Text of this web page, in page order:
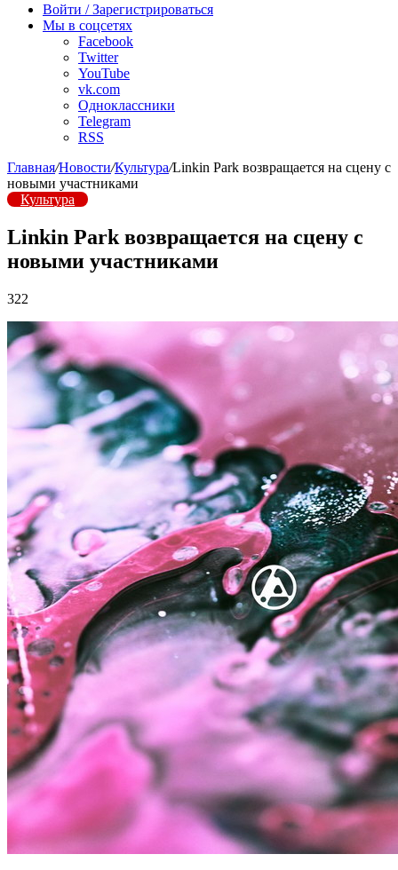
радио
Войти / Зарегистрироваться
Мы в соцсетях
Facebook
Twitter
YouTube
vk.com
Одноклассники
Telegram
RSS
Главная/Новости/Культура/Linkin Park возвращается на сцену с
новыми участниками
Культура
Linkin Park возвращается на сцену с
новыми участниками
322